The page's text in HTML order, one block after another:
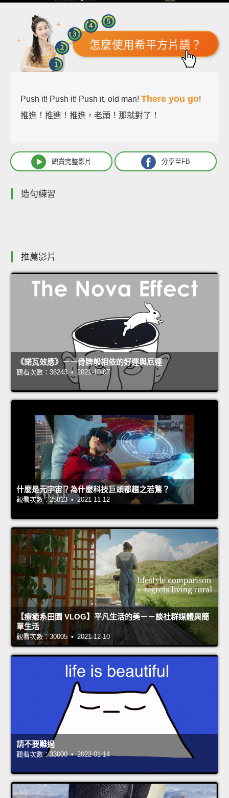
怎麼使用希平方片語？
Push it! Push it! Push it, old man! There you go!
推進！推進！推進，老頭！那就對了！
觀賞完整影片 分享至FB
造句練習
推薦影片
《諾瓦效應》－－骨牌般相依的好運與厄運
觀看次數：36243 • 2021-10-07
什麼是元宇宙？為什麼科技巨頭都趨之若鶩？
觀看次數：28813 • 2021-11-12
【療癒系田園 VLOG】平凡生活的美－－談社群媒體與簡
單生活
觀看次數：30005 • 2021-12-10
請不要難過
觀看次數：33000 • 2022-01-14